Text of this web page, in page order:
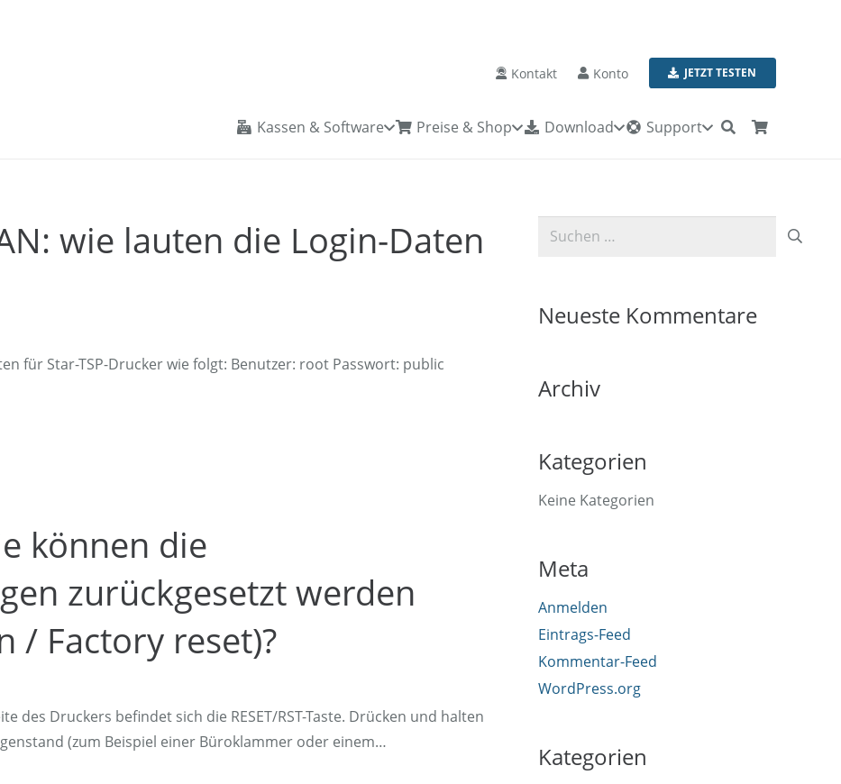
Kontakt Konto JETZT TESTEN
Kassen & Software Preise & Shop Download Support
wie lauten die Login-Daten
für Star-TSP-Drucker wie folgt: Benutzer: root Passwort: public
können die
zurückgesetzt werden
/ Factory reset)?
des Druckers befindet sich die RESET/RST-Taste. Drücken und halten
(zum Beispiel einer Büroklammer oder einem…
Suchen
Neueste Kommentare
Archiv
Kategorien
Keine Kategorien
Meta
Anmelden
Eintrags-Feed
Kommentar-Feed
WordPress.org
Kategorien